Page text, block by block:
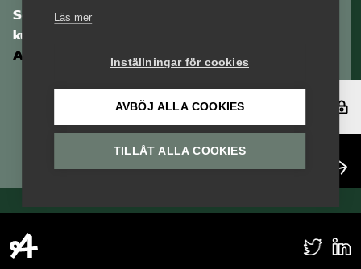
Som medlem har du tillgång till vår digitala
kunskapsbank
Arbetsgivarguiden
Logga in
Läs mer
Inställningar för cookies
AVBÖJ ALLA COOKIES
TILLÅT ALLA COOKIES